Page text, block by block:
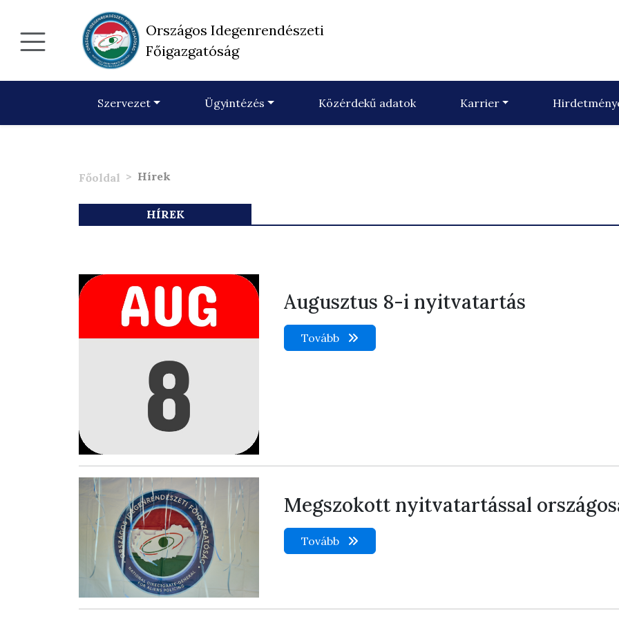
Országos Idegenrendészeti
Főigazgatóság
Szervezet Ügyintézés Közérdekű adatok Karrier
Főoldal Hírek
HÍREK
Augusztus 8-i nyitvatartás
Tovább
Megszokott nyitvatartással
Tovább